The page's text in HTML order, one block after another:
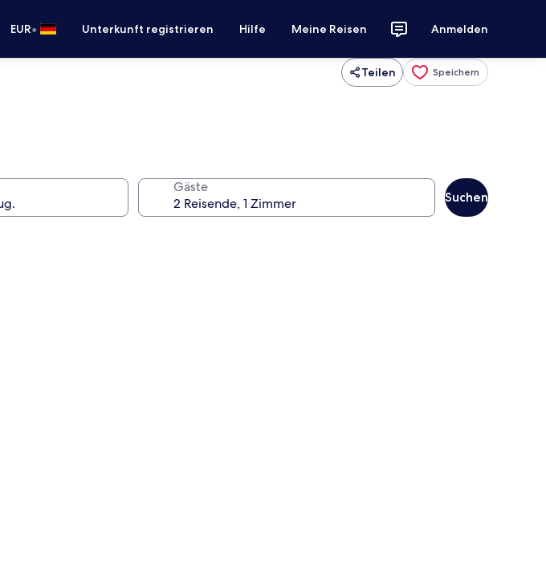
EUR• Unterkunft registrieren Hilfe Meine Reisen Anmelden
Teilen Speichern
Gäste
Suchen